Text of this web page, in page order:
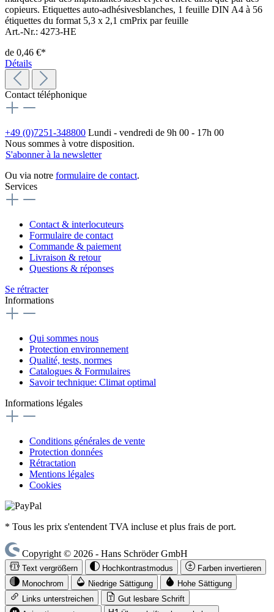
copieurs. Etiquettes auto-adhésivesblanches, 1 feuille DIN A4 à 56
étiquettes du format 5,3 x 2,1 cmPrix par feuille
Art.-Nr.: 4273-HE
de 0,46 €*
Détails
Contact téléphonique
+49 (0)7251-348800 Lundi - vendredi de 9h 00 - 17h 00
Nous sommes à votre disposition.
S'abonner à la newsletter
Ou via notre formulaire de contact.
Services
Contact & interlocuteurs
Formulaire de contact
Commande & paiement
Livraison & retour
Questions & réponses
Se rétracter
Informations
Qui sommes nous
Protection environnement
Qualité, tests, normes
Catalogues & Formulaires
Savoir technique: Climat optimal
Informations légales
Conditions générales de vente
Protection données
Rétractation
Mentions légales
Cookies
* Tous les prix s'entendent TVA incluse et plus frais de port.
Copyright © 2026 - Hans Schröder GmbH
Text vergrößern Hochkontrastmodus
Farben invertieren
Monochrom
Niedrige Sättigung
Hohe Sättigung
Links unterstreichen
Gut lesbare Schrift